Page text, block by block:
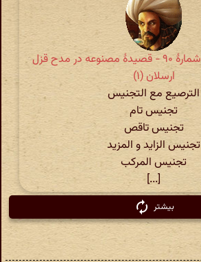
وطواط » قصاید » شمارهٔ ۹۰ - قصیدۀ مصنوعه در مدح قزل
ارسلان (۱)
الترصیع مع التجنیس
تجنیس تام
تجنیس تاقص
تجنیس الزاید و المزید
تجنیس المرکب
[...]
بیشتر